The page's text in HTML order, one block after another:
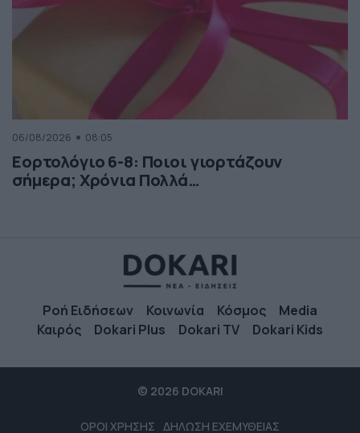
06/08/2026 08:05
Εορτολόγιο 6-8: Ποιοι γιορτάζουν
σήμερα; Χρόνια Πολλά…
Ροή Ειδήσεων Κοινωνία Κόσμος
Media
Καιρός
Dokari Plus Dokari TV Dokari Kids
© 2026 DOKARI
ΟΡΟΙ ΧΡΗΣΗΣ ΔΗΛΩΣΗ ΕΧΕΜΥΘΕΙΑΣ